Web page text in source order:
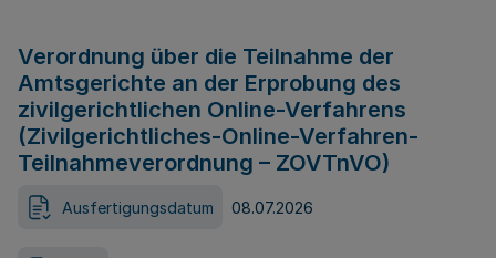
Verordnung über die Teilnahme der
Amtsgerichte an der Erprobung des
zivilgerichtlichen Online-Verfahrens
(Zivilgerichtliches-Online-Verfahren-
Teilnahmeverordnung – ZOVTnVO)
Ausfertigungsdatum 08.07.2026